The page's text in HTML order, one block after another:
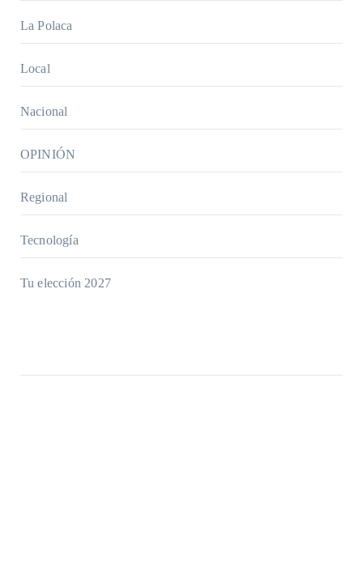
La Polaca
Local
Nacional
OPINIÓN
Regional
Tecnología
Tu elección 2027